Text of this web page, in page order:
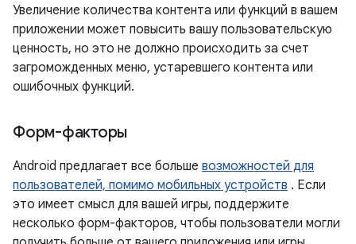
Увеличение количества контента или функций в вашем
приложении может повысить вашу пользовательскую
ценность, но это не должно происходить за счет
загроможденных меню, устаревшего контента или
ошибочных функций.
Форм-факторы
Android предлагает все больше возможностей для
пользователей, помимо мобильных устройств . Если
это имеет смысл для вашей игры, поддержите
несколько форм-факторов, чтобы пользователи могли